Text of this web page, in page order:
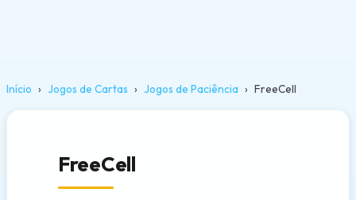
Início Jogos de Cartas Jogos de Paciência FreeCell
FreeCell